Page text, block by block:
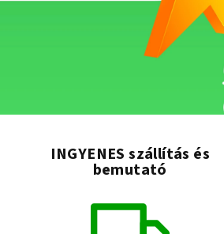
INGYENES szállítás és
bemutató